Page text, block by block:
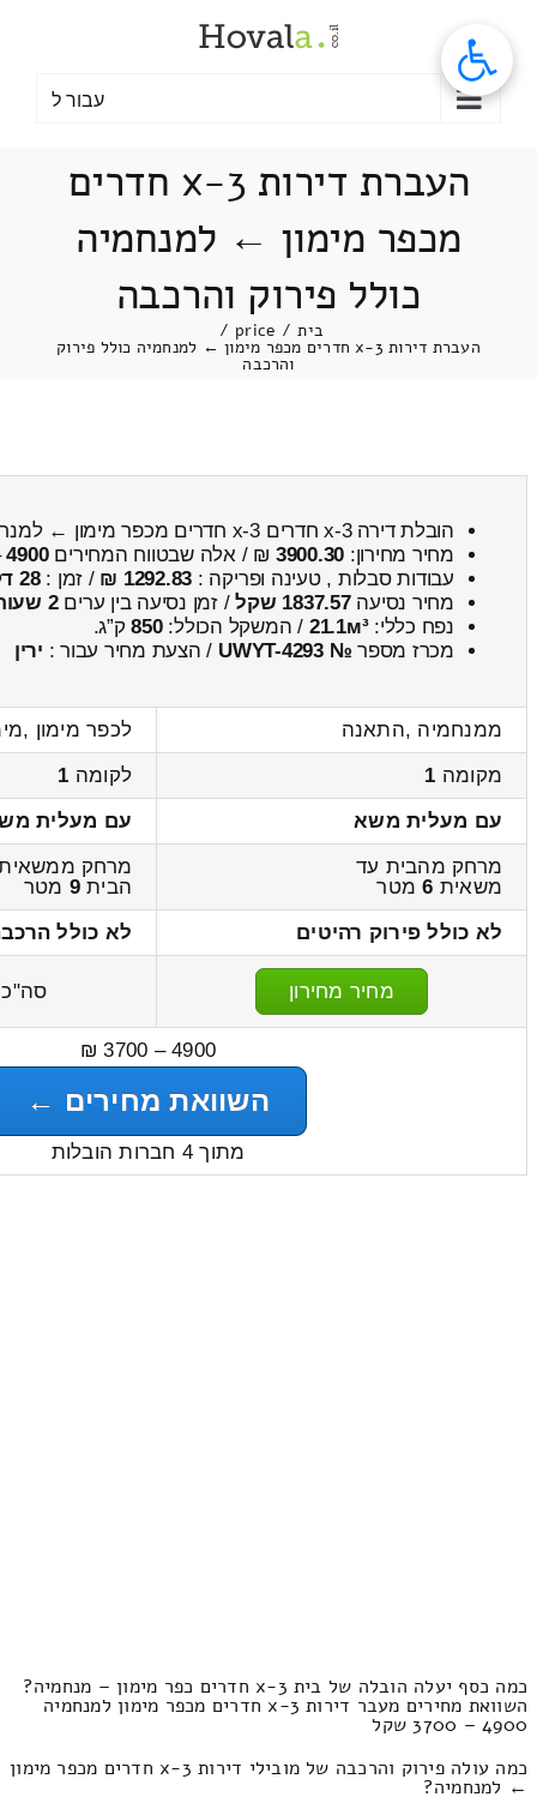
עבור ל
העברת דירות 3-x חדרים
מכפר מימון ← למנחמיה
כולל פירוק והרכבה
בית /
price
/
העברת דירות 3-x חדרים מכפר מימון ← למנחמיה כולל פירוק
והרכבה
הובלת דירה 3-x חדרים 3-x חדרים מכפר מימון ← למנחמיה
מחיר מחירון: 3900.30 ₪ / אלה שבטווח המחירים4900
עבודות סבלות , טעינה ופריקה : 1292.83 ₪ / זמן :28 דקות 19 שניות
מחיר נסיעה1837.57 שקל / זמן נסיעה בין ערים2 שעות , 42 דקות
נפח כללי:21.1м³ / המשקל הכולל:850ק”ג.
מכרז מספר № UWYT-4293 / הצעת מחיר עבור : ירין
ממנחמיה ,התאנה
לכפר מימון
מקומה 1 לקומה 1
עם מעלית משא
עם מעלית
מרחק מהבית עד
משאית 6מטר
מרחק
הבית9 מטר
לא כולל פירוק רהיטים
לא כולל
מחיר מחירון
4900 – 3700 ₪
השוואת מחירים ←
מתוך 4 חברות הובלות
כמה כסף יעלה הובלה של בית 3-x חדרים כפר מימון – מנחמיה?
השוואת מחירים מעבר דירות 3-x חדרים מכפר מימון למנחמיה
4900 – 3700 שקל
כמה עולה פירוק והרכבה של מובילי דירות 3-x חדרים מכפר מימון
← למנחמיה?